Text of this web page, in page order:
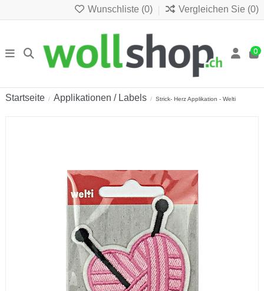
Wunschliste (0) Vergleichen Sie (0)
0
Startseite Applikationen / Labels Strick- Herz Applikation - Welti